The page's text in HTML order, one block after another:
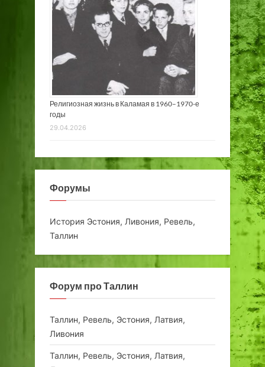
Религиозная жизнь в Каламая в 1960–1970-е
годы
29.04.2026
Форумы
История Эстония, Ливония, Ревель,
Таллин
Форум про Таллин
Таллин, Ревель, Эстония, Латвия,
Ливония
Таллин, Ревель, Эстония, Латвия,